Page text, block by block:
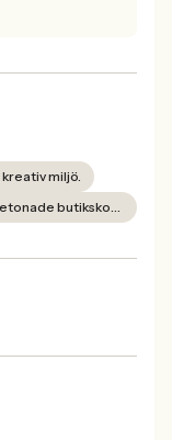
miljö.
Chans att bidra till unika och säsongsbetonade butikskoncept.